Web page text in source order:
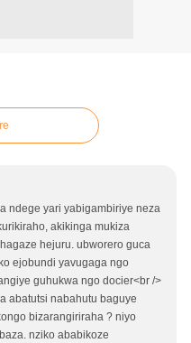
ndege yari yabigambiriye neza
akikinga mukiza
hejuru. ubworero guca
ejobundi yavugaga ngo
guhukwa ngo docier<br />
abatutsi nabahutu baguye
bizarangiriraha ? niyo
nziko ababikoze